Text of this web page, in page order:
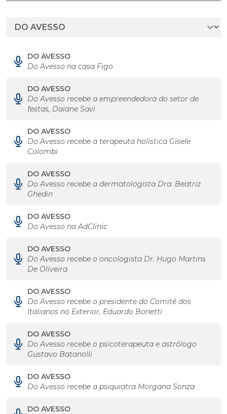
DO AVESSO
Do Avesso na casa Figo
DO AVESSO
Do Avesso recebe a empreendedora do setor de
festas, Daiane Savi
DO AVESSO
Do Avesso recebe a terapeuta holística Gisele
Colombi
DO AVESSO
Do Avesso recebe a dermatologista Dra. Beatriz
Ghedin
DO AVESSO
Do Avesso na AdClinic
DO AVESSO
Do Avesso recebe o oncologista Dr. Hugo Martins
De Oliveira
DO AVESSO
Do Avesso recebe o presidente do Comitê dos
Italianos no Exterior, Eduardo Bonetti
DO AVESSO
Do Avesso recebe o psicoterapeuta e astrólogo
Gustavo Batanolli
DO AVESSO
Do Avesso recebe a psiquiatra Morgana Sonza
DO AVESSO